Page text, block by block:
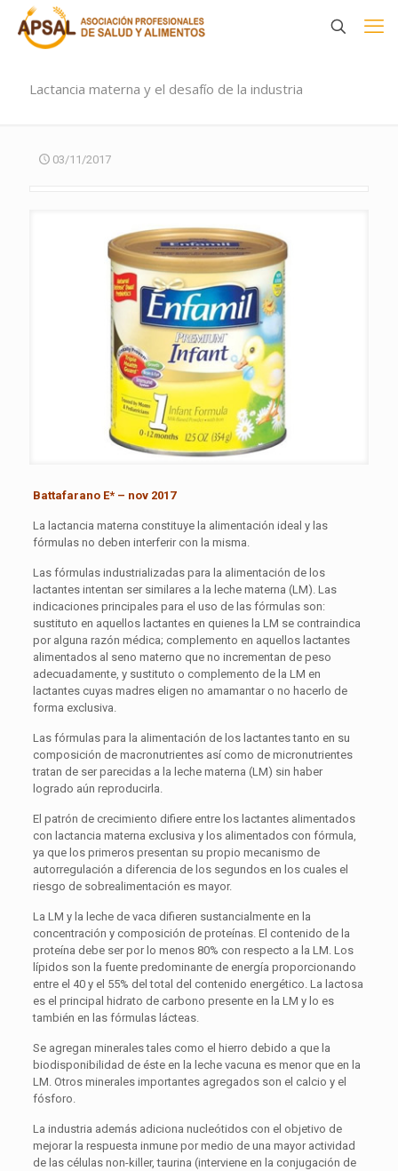
Lactancia materna y el desafío de la industria
03/11/2017
Battafarano E* – nov 2017
La lactancia materna constituye la alimentación ideal y las
fórmulas no deben interferir con la misma.
Las fórmulas industrializadas para la alimentación de los
lactantes intentan ser similares a la leche materna (LM). Las
indicaciones principales para el uso de las fórmulas son:
sustituto en aquellos lactantes en quienes la LM se contraindica
por alguna razón médica; complemento en aquellos lactantes
alimentados al seno materno que no incrementan de peso
adecuadamente, y sustituto o complemento de la LM en
lactantes cuyas madres eligen no amamantar o no hacerlo de
forma exclusiva.
Las fórmulas para la alimentación de los lactantes tanto en su
composición de macronutrientes así como de micronutrientes
tratan de ser parecidas a la leche materna (LM) sin haber
logrado aún reproducirla.
El patrón de crecimiento difiere entre los lactantes alimentados
con lactancia materna exclusiva y los alimentados con fórmula,
ya que los primeros presentan su propio mecanismo de
autorregulación a diferencia de los segundos en los cuales el
riesgo de sobrealimentación es mayor.
La LM y la leche de vaca difieren sustancialmente en la
concentración y composición de proteínas. El contenido de la
proteína debe ser por lo menos 80% con respecto a la LM. Los
lípidos son la fuente predominante de energía proporcionando
entre el 40 y el 55% del total del contenido energético. La lactosa
es el principal hidrato de carbono presente en la LM y lo es
también en las fórmulas lácteas.
Se agregan minerales tales como el hierro debido a que la
biodisponibilidad de éste en la leche vacuna es menor que en la
LM. Otros minerales importantes agregados son el calcio y el
fósforo.
La industria además adiciona nucleótidos con el objetivo de
mejorar la respuesta inmune por medio de una mayor actividad
de las células non-killer, taurina (interviene en la conjugación de